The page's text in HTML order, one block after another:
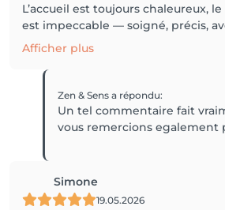
L’accueil est toujours chaleureux,
est impeccable — soigné, précis,
Afficher plus
Zen & Sensa répondu:
Un tel commentaire fait
vous remercions egalement
Simone
19.05.2026